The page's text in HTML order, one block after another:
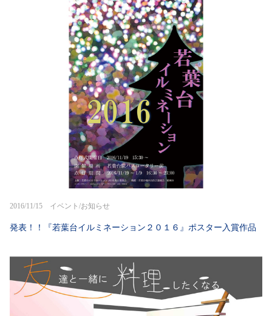
2016/11/15 イベント/お知らせ
発表！！『若葉台イルミネーション２０１６』ポスター入賞作品